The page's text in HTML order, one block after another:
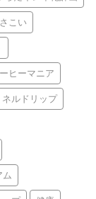
こい
ヒーマニア
ネルドリップ
ム